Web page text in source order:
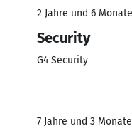
2 Jahre und 6
Security
G4 Security
7 Jahre und 3